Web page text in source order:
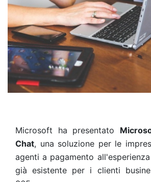
Microsoft ha presentato
Chat, una soluzione per le
agenti a pagamento
già esistente per i clienti